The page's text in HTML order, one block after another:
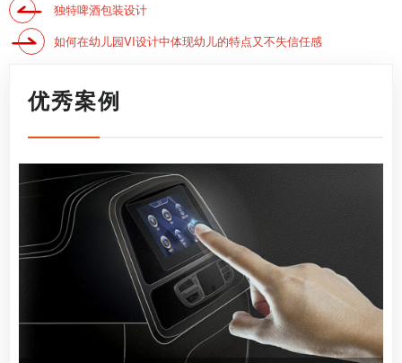
独特啤酒包装设计
如何在幼儿园VI设计中体现幼儿的特点又不失信任感
优秀案例